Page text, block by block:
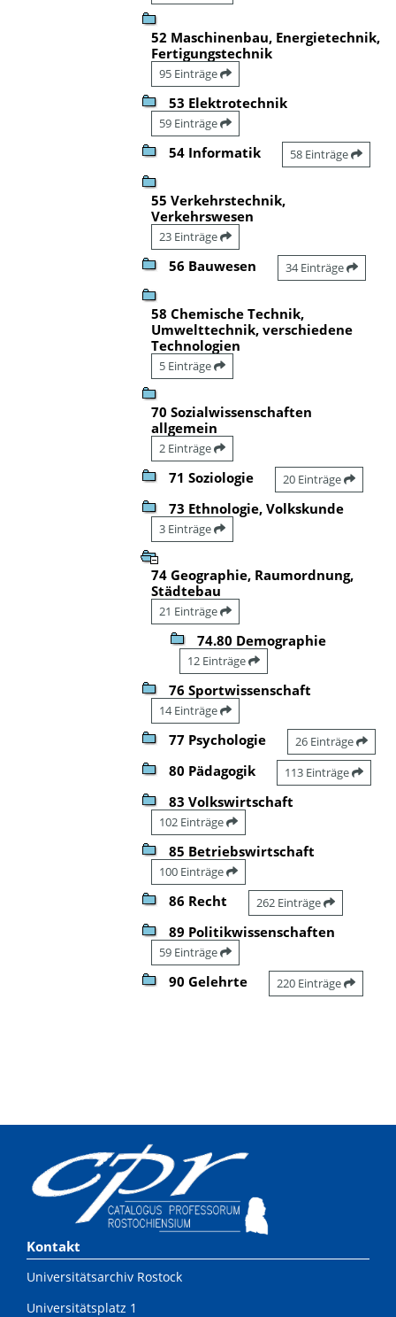
52 Maschinenbau, Energietechnik,
Fertigungstechnik
95 Einträge
53 Elektrotechnik
59 Einträge
54 Informatik 58 Einträge
55 Verkehrstechnik,
Verkehrswesen
23 Einträge
56 Bauwesen 34 Einträge
58 Chemische Technik,
Umwelttechnik, verschiedene
Technologien
5 Einträge
70 Sozialwissenschaften
allgemein
2 Einträge
71 Soziologie 20 Einträge
73 Ethnologie, Volkskunde
3 Einträge
74 Geographie, Raumordnung,
Städtebau
21 Einträge
74.80 Demographie
12 Einträge
76 Sportwissenschaft
14 Einträge
77 Psychologie 26 Einträge
80 Pädagogik 113 Einträge
83 Volkswirtschaft
102 Einträge
85 Betriebswirtschaft
100 Einträge
86 Recht 262 Einträge
89 Politikwissenschaften
59 Einträge
90 Gelehrte 220 Einträge
Kontakt
Universitätsarchiv Rostock
Universitätsplatz 1